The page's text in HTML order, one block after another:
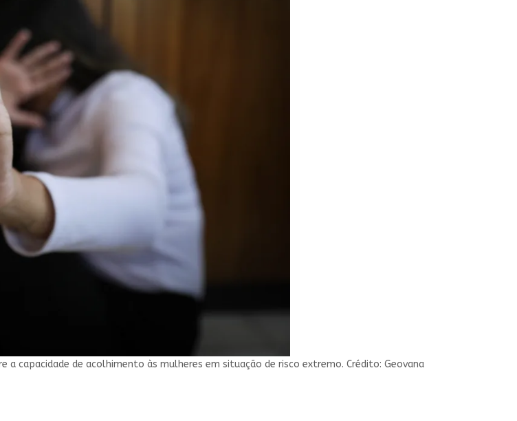
a capacidade de acolhimento às mulheres em situação de risco extremo. Crédito: Geovana